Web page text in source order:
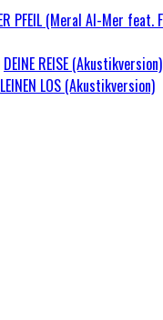
DEINE REISE (Akustikversion)
LEINEN LOS (Akustikversion)